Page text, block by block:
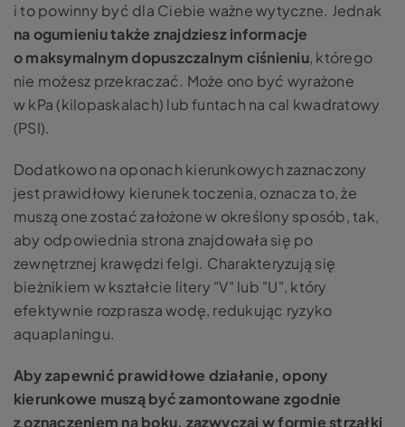
i to powinny być dla Ciebie ważne wytyczne. Jednak
na ogumieniu także znajdziesz informacje
o maksymalnym dopuszczalnym ciśnieniu, którego
nie możesz przekraczać. Może ono być wyrażone
w kPa (kilopaskalach) lub funtach na cal kwadratowy
(PSI).
Dodatkowo na oponach kierunkowych zaznaczony
jest prawidłowy kierunek toczenia, oznacza to, że
muszą one zostać założone w określony sposób, tak,
aby odpowiednia strona znajdowała się po
zewnętrznej krawędzi felgi. Charakteryzują się
bieżnikiem w kształcie litery "V" lub "U", który
efektywnie rozprasza wodę, redukując ryzyko
aquaplaningu.
Aby zapewnić prawidłowe działanie, opony
kierunkowe muszą być zamontowane zgodnie
z oznaczeniem na boku, zazwyczaj w formie strzałki